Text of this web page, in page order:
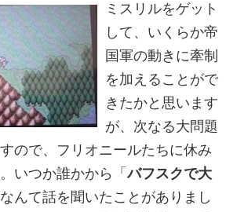
ミスリルをゲット
して、いくらか帝
国軍の動きに牽制
を加えることがで
きたかと思います
が、次なる大問題
ので、フリオニールたちに休み
いつか誰かから「バフスクで大
なんて話を聞いたことがありまし